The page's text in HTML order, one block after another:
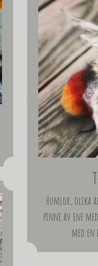
Humlor, olika
pinne av ene
med